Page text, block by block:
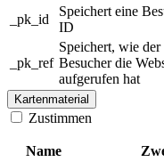
_pk_id
Speichert eine
ID
_pk_ref
Speichert, wie der
Besucher die
aufgerufen hat
Kartenmaterial
Zustimmen
Name